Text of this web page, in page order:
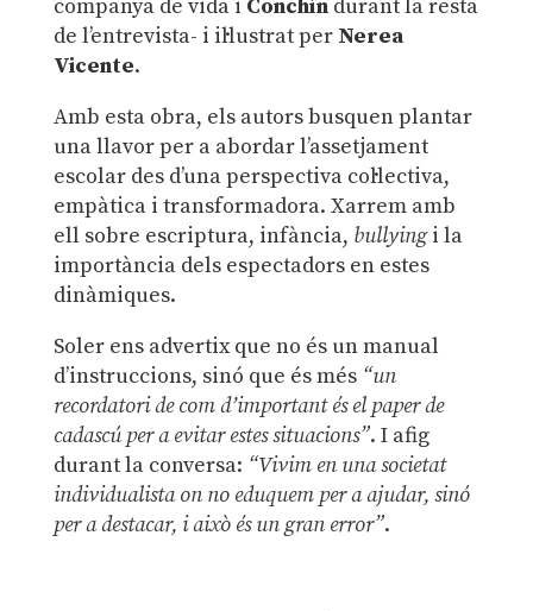
companya de vida i Conchíndurant la resta
de l’entrevista- i il·lustrat per Nerea
Vicente.
Amb esta obra, els autors busquen plantar
una llavor per a abordar l’assetjament
escolar des d’una perspectiva col·lectiva,
empàtica i transformadora. Xarrem amb
ell sobre escriptura, infància, bullyingi la
importància dels espectadors en estes
dinàmiques.
Soler ens advertix que no és un manual
d’instruccions, sinó que és més “un
recordatori de com d’important és el paper de
cadascú per a evitar estes situacions”. I afig
durant la conversa: “Vivim en una societat
individualista on no eduquem per a ajudar, sinó
per a destacar, i això és un gran error”.